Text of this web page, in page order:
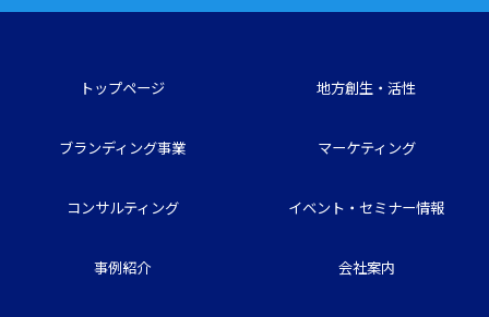
トップページ 地方創生・活性
ブランディング事業 マーケティング
コンサルティング イベント・セミナー情報
事例紹介 会社案内